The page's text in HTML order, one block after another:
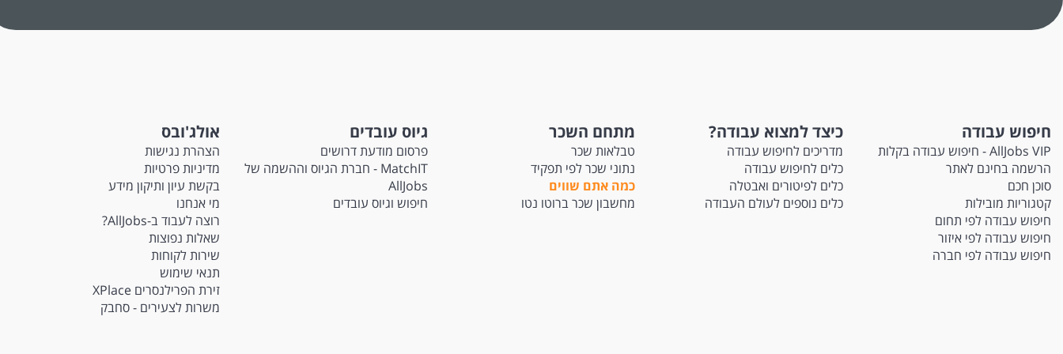
חיפוש עבודה
AllJobs VIP - חיפוש עבודה בקלות
הרשמה בחינם לאתר
סוכן חכם
קטגוריות מובילות
חיפוש עבודה לפי תחום
חיפוש עבודה לפי איזור
חיפוש עבודה לפי חברה
כיצד למצוא עבודה?
מדריכים לחיפוש עבודה
כלים לחיפוש עבודה
כלים לפיטורים ואבטלה
כלים נוספים לעולם העבודה
מתחם השכר
טבלאות שכר
נתוני שכר לפי תפקיד
כמה אתם שווים
מחשבון שכר ברוטו נטו
גיוס עובדים
פרסום מודעת דרושים
MatchIT - חברת הגיוס וההשמה של
AllJobs
חיפוש וגיוס עובדים
אולג'ובס
הצהרת נגישות
מדיניות פרטיות
בקשת עיון ותיקון מידע
מי אנחנו
רוצה לעבוד ב-AllJobs?
שאלות נפוצות
שירות לקוחות
תנאי שימוש
זירת הפרילנסרים XPlace
משרות לצעירים - סחבק